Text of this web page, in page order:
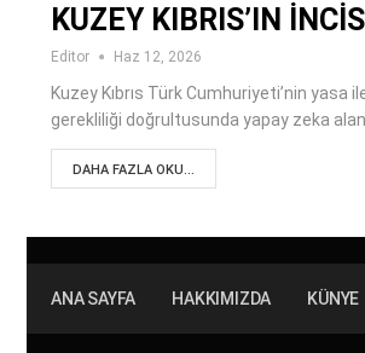
KUZEY KIBRIS’IN
Editor Haz 12, 2026
Kuzey Kıbrıs Türk Cumhuriyeti’nin yasa
gerekliliği doğrultusunda yapay zeka
DAHA FAZLA OKU...
ANA SAYFA HAKKIMIZDA KÜNYE